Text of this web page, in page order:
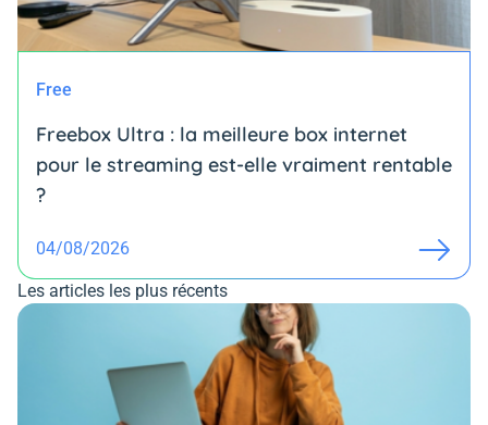
Free
Freebox Ultra : la meilleure box internet
pour le streaming est-elle vraiment rentable
?
04/08/2026
Les articles les plus récents